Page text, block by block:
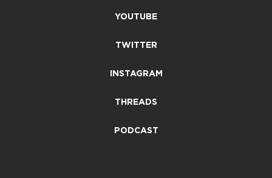
YOUTUBE
TWITTER
INSTAGRAM
THREADS
PODCAST